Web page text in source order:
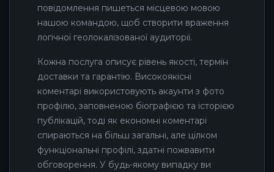
повідомлення пишеться місцевою мовою
нашою командою, щоб створити враження
логічної геолокалізованої аудиторії.
Кожна послуга описує рівень якості, термін
доставки та гарантію. Високоякісні
коментарі використовують акаунти з фото
профілю, заповненою біографією та історією
публікацій, тоді як економні коментарі
спираються на більш загальні, але цілком
функціональні профілі, здатні пожвавити
обговорення. У будь-якому випадку ви